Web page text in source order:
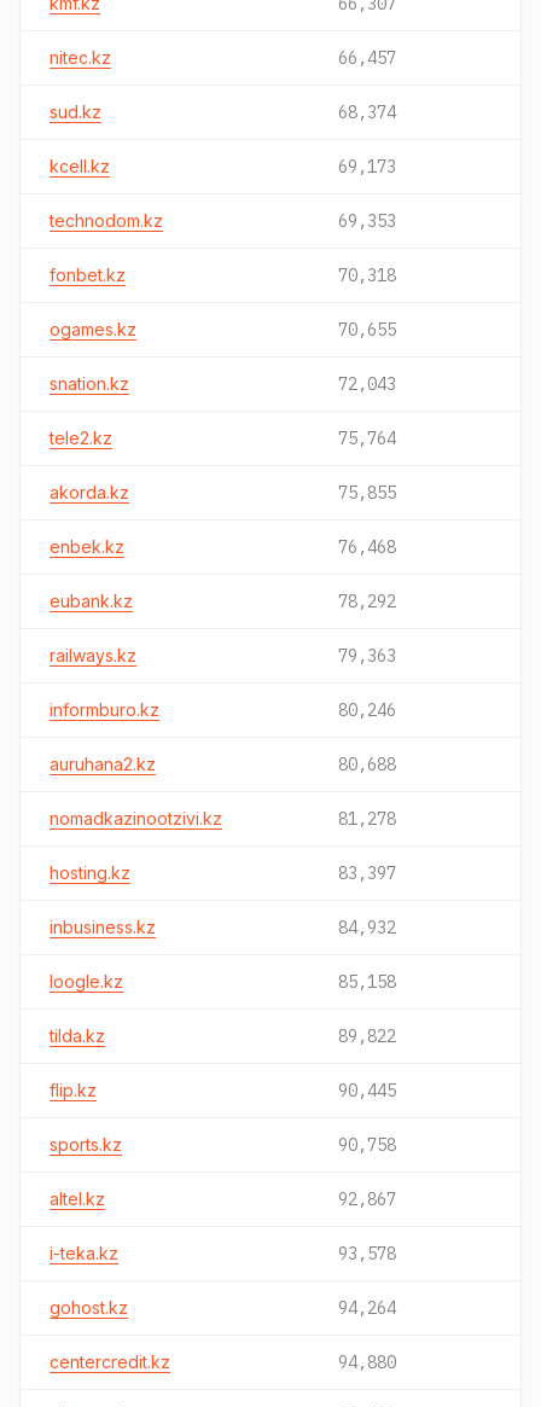
nitec.kz 66,457
sud.kz 68,374
kcell.kz 69,173
technodom.kz 69,353
fonbet.kz 70,318
ogames.kz 70,655
snation.kz 72,043
tele2.kz 75,764
akorda.kz 75,855
enbek.kz 76,468
eubank.kz 78,292
railways.kz 79,363
informburo.kz 80,246
auruhana2.kz 80,688
nomadkazinootzivi.kz 81,278
hosting.kz 83,397
inbusiness.kz 84,932
loogle.kz 85,158
tilda.kz 89,822
flip.kz 90,445
sports.kz 90,758
altel.kz 92,867
i-teka.kz 93,578
gohost.kz 94,264
centercredit.kz 94,880